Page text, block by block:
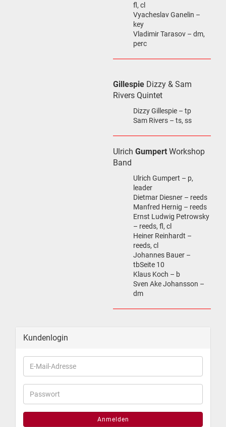
fl, cl
Vyacheslav Ganelin –
key
Vladimir Tarasov – dm,
perc
Gillespie Dizzy & Sam
Rivers Quintet
Dizzy Gillespie – tp
Sam Rivers – ts, ss
Ulrich Gumpert Workshop
Band
Ulrich Gumpert – p,
leader
Dietmar Diesner – reeds
Manfred Hernig – reeds
Ernst Ludwig Petrowsky
– reeds, fl, cl
Heiner Reinhardt –
reeds, cl
Johannes Bauer –
tbSeite 10
Klaus Koch – b
Sven Ake Johansson –
dm
Kundenlogin
Anmelden